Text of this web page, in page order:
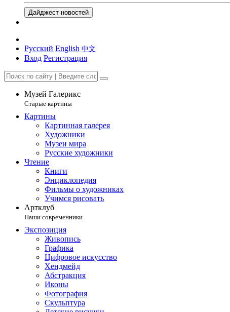
Дайджест новостей
Русский English 中文
Вход Регистрация
Музей Галерикс
Старые картины
Картины
Картинная галерея
Художники
Музеи мира
Русские художники
Чтение
Книги
Энциклопедия
Фильмы о художниках
Учимся рисовать
Артклуб
Наши современники
Экспозиция
Живопись
Графика
Цифровое искусство
Хендмейд
Абстракция
Иконы
Фотография
Скульптура